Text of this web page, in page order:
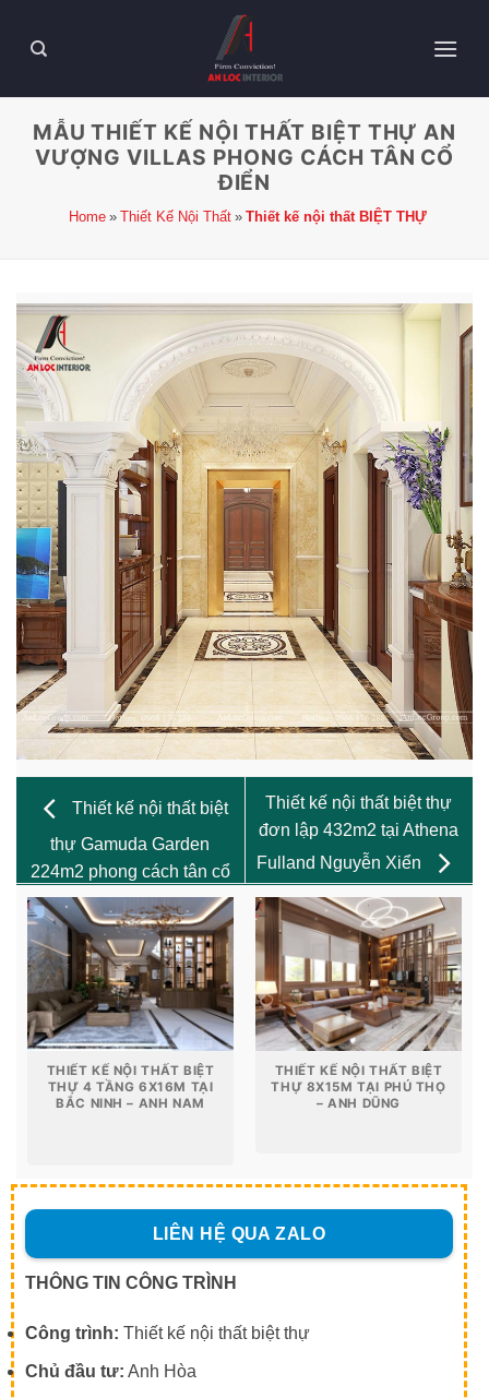
MẪU THIẾT KẾ NỘI THẤT BIỆT THỰ AN
VƯỢNG VILLAS PHONG CÁCH TÂN CỔ
ĐIỂN
Home Thiết Kế Nội Thất Thiết kế nội thất BIỆT THỰ
Thiết kế nội thất biệt
thự Gamuda Garden
224m2 phong cách tân cổ
điển
Thiết kế nội thất biệt thự
đơn lập 432m2 tại Athena
Fulland Nguyễn Xiển
THIẾT KẾ NỘI THẤT BIỆT
THỰ 4 TẦNG 6X16M TẠI
BẮC NINH – ANH NAM
THIẾT KẾ NỘI THẤT BIỆT
THỰ 8X15M TẠI PHÚ THỌ
– ANH DŨNG
LIÊN HỆ QUA ZALO
THÔNG TIN CÔNG TRÌNH
Công trình: Thiết kế nội thất biệt thự
Chủ đầu tư: Anh Hòa